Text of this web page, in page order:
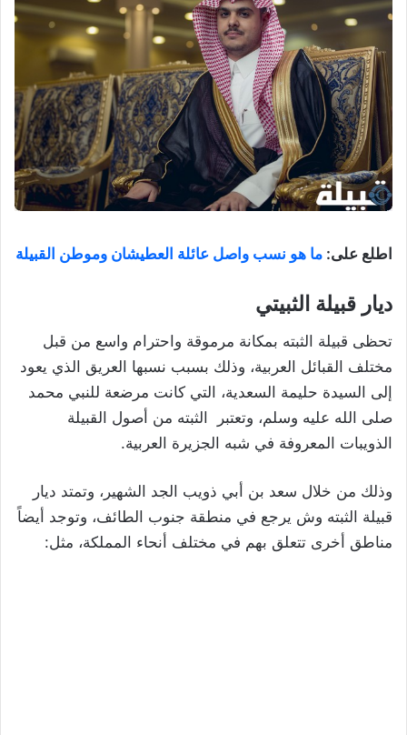
اطلع على: ما هو نسب واصل عائلة العطيشان وموطن القبيلة
ديار قبيلة الثبيتي
تحظى قبيلة الثبته بمكانة مرموقة واحترام واسع من قبل
مختلف القبائل العربية، وذلك بسبب نسبها العريق الذي يعود
إلى السيدة حليمة السعدية، التي كانت مرضعة للنبي محمد
صلى الله عليه وسلم، وتعتبر الثبته من أصول القبيلة
الذويبات المعروفة في شبه الجزيرة العربية.
وذلك من خلال سعد بن أبي ذويب الجد الشهير، وتمتد ديار
قبيلة الثبته وش يرجع في منطقة جنوب الطائف، وتوجد أيضاً
مناطق أخرى تتعلق بهم في مختلف أنحاء المملكة، مثل: